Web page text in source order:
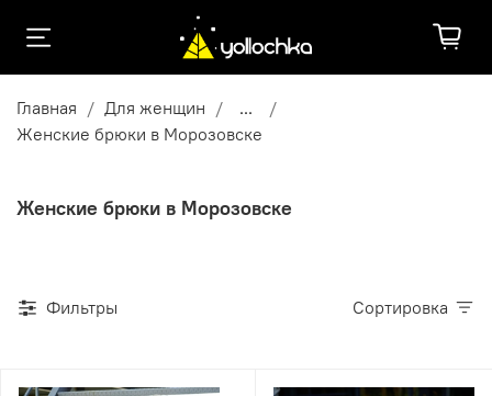
Главная Для женщин
...
Женские брюки в Морозовске
Женские брюки в Морозовске
Фильтры Сортировка